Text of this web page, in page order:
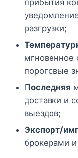
прибытия
разгрузки;
мгновенное
пороговые
Последняя
доставки и
выездов;
Экспорт/
брокерами